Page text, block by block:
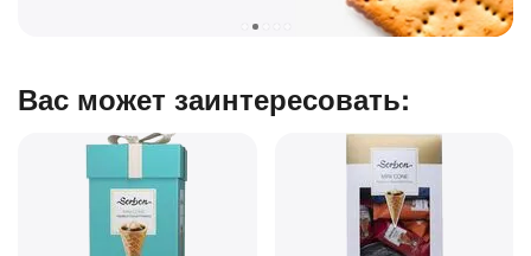
Вас может заинтересовать: